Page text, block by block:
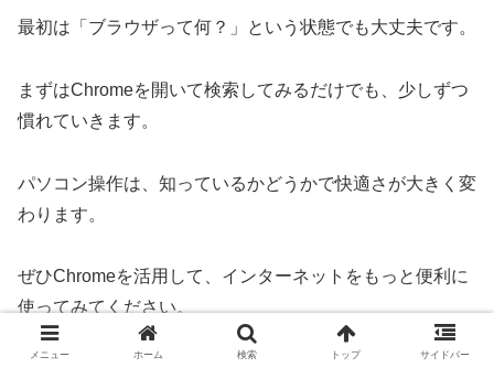
最初は「ブラウザって何？」という状態でも大丈夫です。
まずはChromeを開いて検索してみるだけでも、少しずつ
慣れていきます。
パソコン操作は、知っているかどうかで快適さが大きく変
わります。
ぜひChromeを活用して、インターネットをもっと便利に
使ってみてください。
メニュー ホーム 検索 トップ サイドバー